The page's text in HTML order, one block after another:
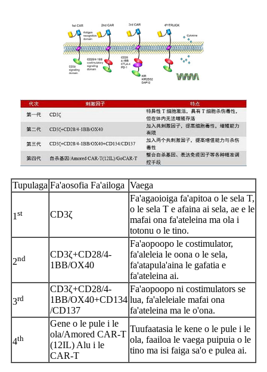
Tupulaga Fa'aosofia Fa'ailoga Vaega
1 st CD3ζ
Fa'agaoioiga fa'apitoa o le sela T,
o le sela T e afaina ai sela, ae e le
mafai ona fa'ateleina ma ola i
totonu o le tino.
2nd
CD3ζ+CD28/4-
1BB/OX40
Fa'aopoopo le costimulator,
fa'aleleia le oona o le sela,
fa'atapula'aina le gafatia e
fa'ateleina ai.
3rd
CD3ζ+CD28/4-
1BB/OX40+CD134
/CD137
Fa'aopoopo ni costimulators se
lua, fa'aleleiale mafai ona
fa'ateleina ma le o'ona.
4th
Gene o le pule i le
ola/Amored CAR-T
(12IL) Alu i le
CAR-T
Tuufaatasia le kene o le pule i le
ola, faailoa le vaega puipuia o le
tino ma isi faiga sa'o e pulea ai.